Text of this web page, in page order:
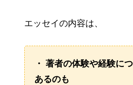
エッセイの内容は、
・ 著者の体験や経験に
あるのも